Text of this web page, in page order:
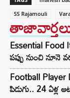
SS Rajamouli
Essential Food
పప్పు నుంచి నూనె
Football
పిడుగు.. 24 ఏళ్ల